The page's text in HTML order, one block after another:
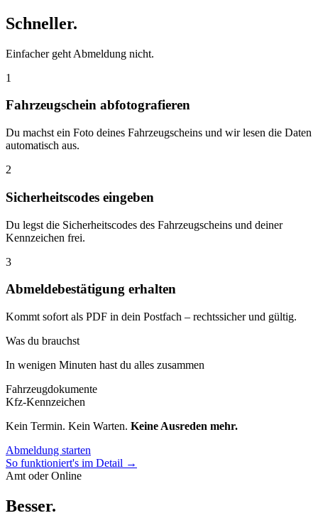
Schneller.
Einfacher geht Abmeldung nicht.
1
Fahrzeugschein abfotografieren
Du machst ein Foto deines Fahrzeugscheins und wir lesen die Daten
automatisch aus.
2
Sicherheitscodes eingeben
Du legst die Sicherheitscodes des Fahrzeugscheins und deiner
Kennzeichen frei.
3
Abmeldebestätigung erhalten
Kommt sofort als PDF in dein Postfach – rechtssicher und gültig.
Was du brauchst
In wenigen Minuten hast du alles zusammen
Fahrzeugdokumente
Kfz-Kennzeichen
Kein Termin. Kein Warten. Keine Ausreden mehr.
Abmeldung starten
So funktioniert's im Detail →
Amt oder Online
Besser.